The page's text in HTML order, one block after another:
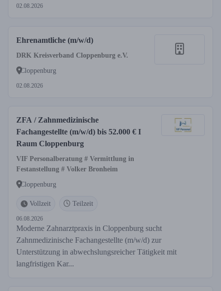
02.08.2026
Ehrenamtliche (m/w/d)
DRK Kreisverband Cloppenburg e.V.
Cloppenburg
02.08.2026
ZFA / Zahnmedizinische
Fachangestellte (m/w/d) bis 52.000 € I
Raum Cloppenburg
VIF Personalberatung # Vermittlung in
Festanstellung # Volker Bronheim
Cloppenburg
Vollzeit Teilzeit
06.08.2026
Moderne Zahnarztpraxis in Cloppenburg sucht
Zahnmedizinische Fachangestellte (m/w/d) zur
Unterstützung in abwechslungsreicher Tätigkeit mit
langfristigen Kar...